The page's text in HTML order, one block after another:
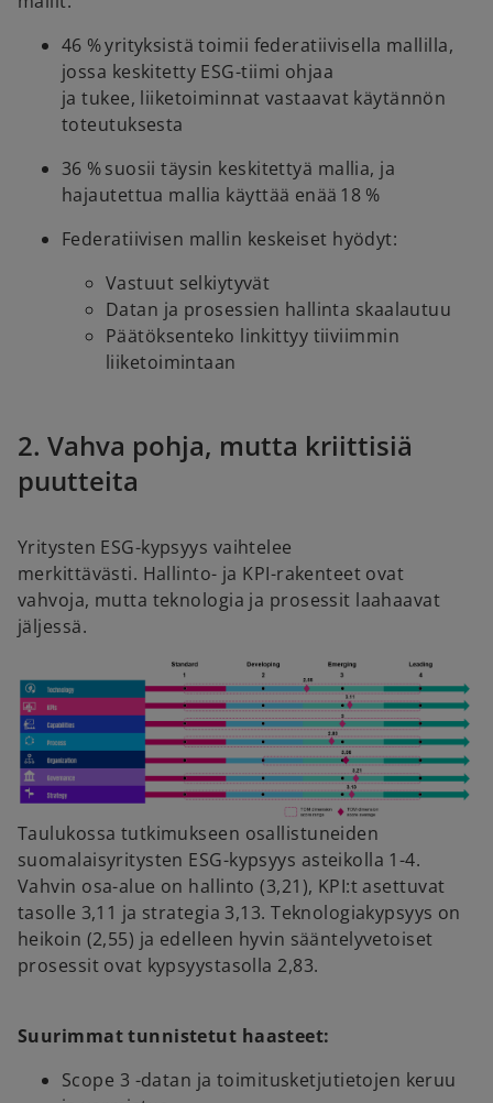
46 % yrityksistä toimii federatiivisella mallilla,
jossa keskitetty ESG-tiimi ohjaa
ja tukee, liiketoiminnat vastaavat käytännön
toteutuksesta
36 % suosii täysin keskitettyä mallia, ja
hajautettua mallia käyttää enää 18 %
Federatiivisen mallin keskeiset hyödyt:
Vastuut selkiytyvät
Datan ja prosessien hallinta skaalautuu
Päätöksenteko linkittyy tiiviimmin
liiketoimintaan
2. Vahva pohja, mutta kriittisiä
puutteita
Yritysten ESG-kypsyys vaihtelee
merkittävästi. Hallinto- ja KPI-rakenteet ovat
vahvoja, mutta teknologia ja prosessit laahaavat
jäljessä.
Taulukossa tutkimukseen osallistuneiden
suomalaisyritysten ESG-kypsyys asteikolla 1-4.
Vahvin osa-alue on hallinto (3,21), KPI:t asettuvat
tasolle 3,11 ja strategia 3,13. Teknologiakypsyys on
heikoin (2,55) ja edelleen hyvin sääntelyvetoiset
prosessit ovat kypsyystasolla 2,83.
Suurimmat tunnistetut haasteet:
Scope 3 -datan ja toimitusketjutietojen keruu